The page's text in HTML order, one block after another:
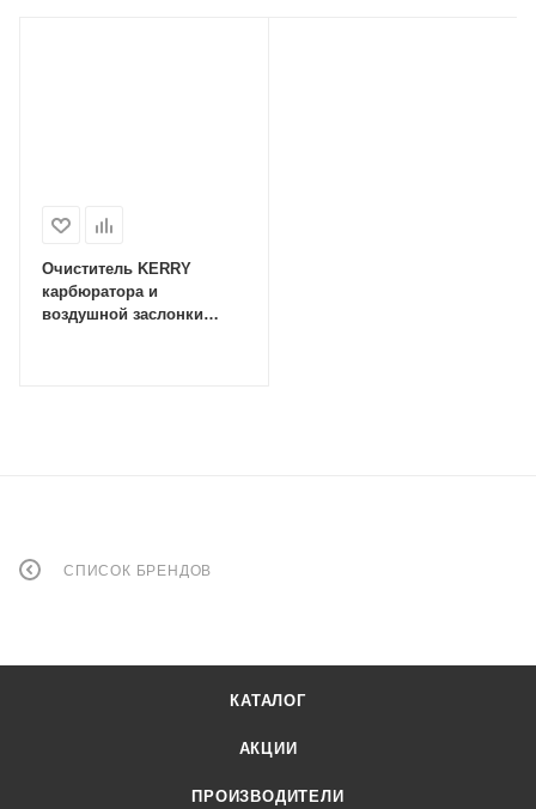
Очиститель KERRY
карбюратора и
воздушной заслонки
СПИСОК БРЕНДОВ
КАТАЛОГ
АКЦИИ
ПРОИЗВОДИТЕЛИ